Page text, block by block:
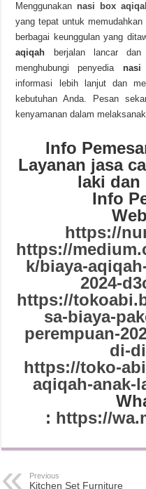
Menggunakan nasi box
yang tepat untuk memudahkan
berbagai keunggulan yang
aqiqah berjalan lancar dan
menghubungi penyedia nasi
informasi lebih lanjut dan
kebutuhan Anda. Pesan
kenyamanan dalam
Info
Layanan jasa
laki dan
Info
https://
https://
k/biaya-
2024-
https://
sa-biaya-
perempuan-
di-
https://toko-
aqiqah-anak-
: https://
Previous
Kitchen Set Furniture